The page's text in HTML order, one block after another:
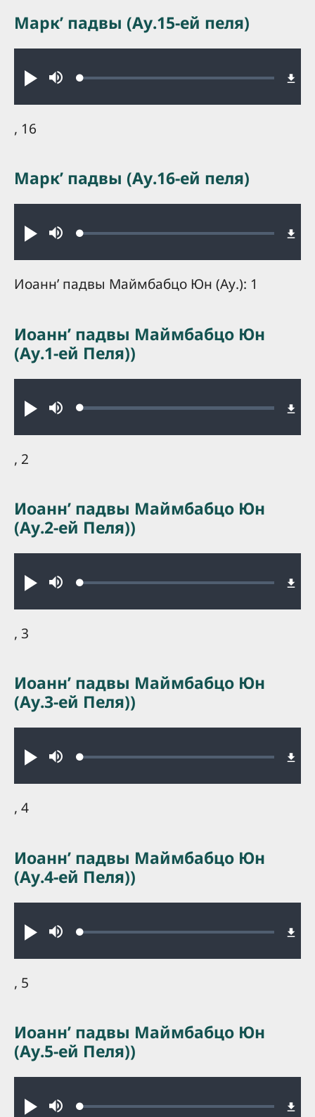
Play MuteLoaded:
Маркʼ падвы (Ау.15-ей пеля)
, 16
Play MuteLoaded:
Маркʼ падвы (Ау.16-ей пеля)
Иоаннʼ падвы Маймбабцо Юн (Ау.): 1
Play MuteLoaded:
Иоаннʼ падвы Маймбабцо Юн
(Ау.1-ей Пеля))
, 2
Play MuteLoaded:
Иоаннʼ падвы Маймбабцо Юн
(Ау.2-ей Пеля))
, 3
Play MuteLoaded:
Иоаннʼ падвы Маймбабцо Юн
(Ау.3-ей Пеля))
, 4
Play MuteLoaded:
Иоаннʼ падвы Маймбабцо Юн
(Ау.4-ей Пеля))
, 5
Play MuteLoaded:
Иоаннʼ падвы Маймбабцо Юн
(Ау.5-ей Пеля))